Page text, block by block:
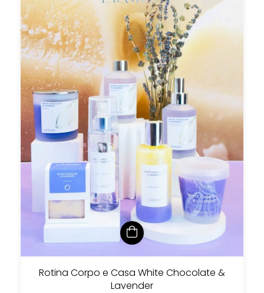
Rotina Corpo e Casa White Chocolate &
Lavender